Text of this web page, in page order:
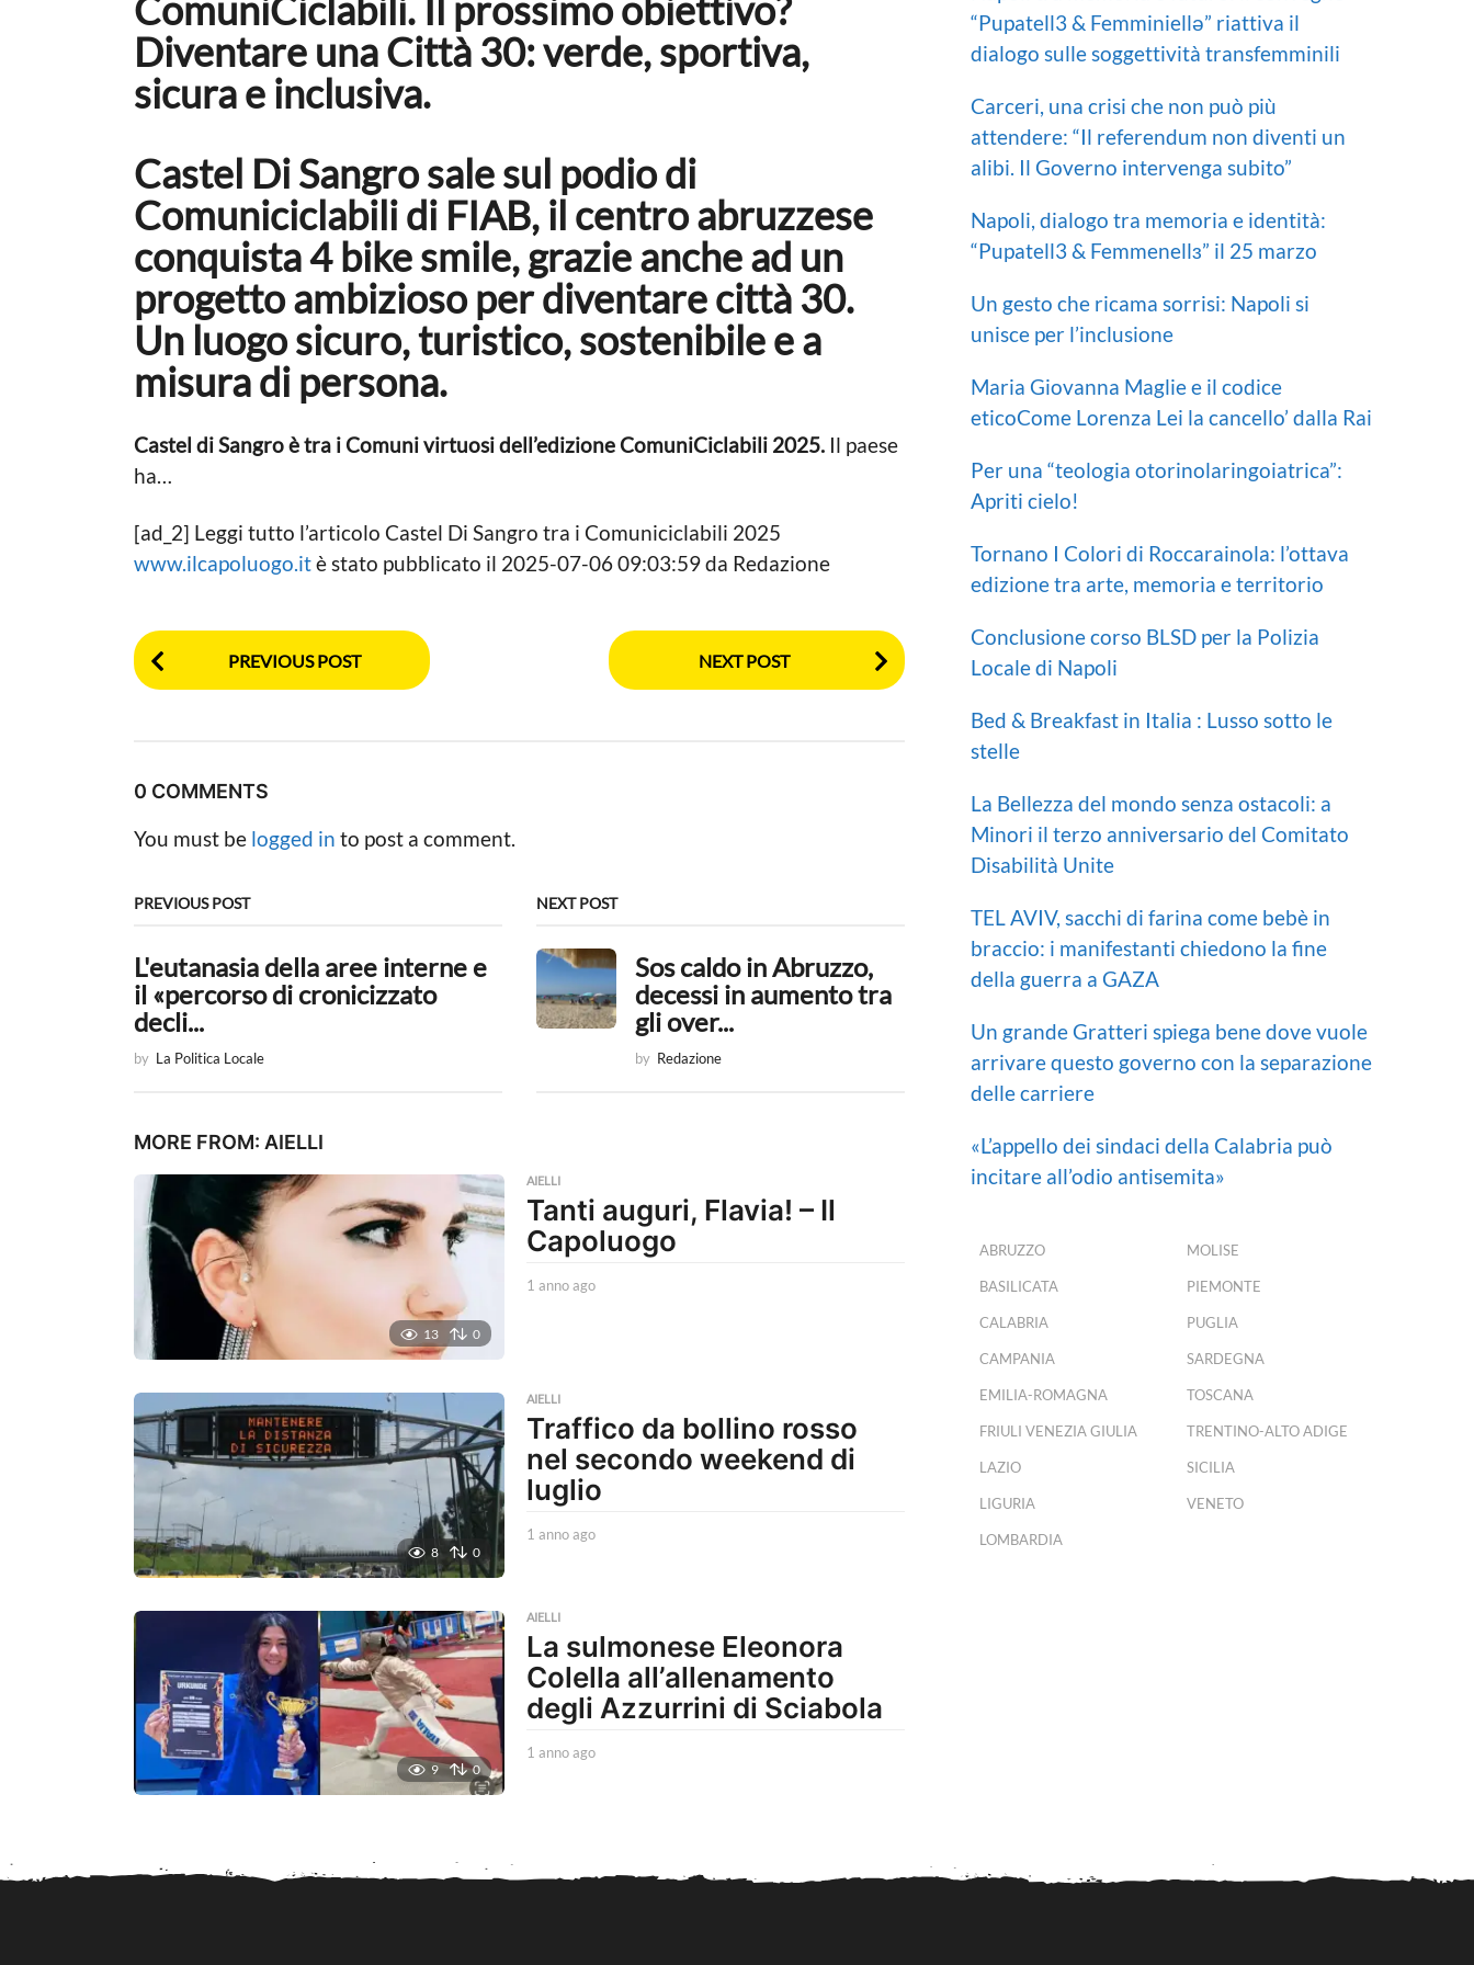
n
a
g
n
e
ComuniCiclabili. Il prossimo obiettivo?
Diventare una Città 30: verde, sportiva,
sicura e inclusiva.
Castel Di Sangro sale sul podio di
Comuniciclabili di FIAB, il centro abruzzese
conquista 4 bike smile, grazie anche ad un
progetto ambizioso per diventare città 30.
Un luogo sicuro, turistico, sostenibile e a
misura di persona.
Castel di Sangro è tra i Comuni virtuosi dell’edizione ComuniCiclabili 2025. Il paese
ha…
[ad_2] Leggi tutto l’articolo Castel Di Sangro tra i Comuniciclabili 2025
www.ilcapoluogo.itè stato pubblicato il 2025-07-06 09:03:59 da Redazione
P
o
t
a
g
n
a
t
o
n
PREVIOUS POST NEXT POST
0 COMMENTS
You must be logged in to post a comment.
PREVIOUS POST
L'eutanasia della aree interne e
il «percorso di cronicizzato
decli...
by La Politica Locale
NEXT POST
Sos caldo in Abruzzo,
decessi in aumento tra
gli over...
by Redazione
MORE FROM: AIELLI
13 0
AIELLI
Tanti auguri, Flavia! – Il
Capoluogo
1 anno ago1
o
8 0
AIELLI
Traffico da bollino rosso
nel secondo weekend di
luglio
1 anno ago1
a
g
9 0
AIELLI
La sulmonese Eleonora
Colella all’allenamento
degli Azzurrini di Sciabola
1 anno ago1
g
“Pupatell3 & Femminiellə” riattiva il
dialogo sulle soggettività transfemminili
Carceri, una crisi che non può più
attendere: “Il referendum non diventi un
alibi. Il Governo intervenga subito”
Napoli, dialogo tra memoria e identità:
“Pupatell3 & Femmenellɜ” il 25 marzo
Un gesto che ricama sorrisi: Napoli si
unisce per l’inclusione
Maria Giovanna Maglie e il codice
eticoCome Lorenza Lei la cancello’ dalla Rai
Per una “teologia otorinolaringoiatrica”:
Apriti cielo!
Tornano I Colori di Roccarainola: l’ottava
edizione tra arte, memoria e territorio
Conclusione corso BLSD per la Polizia
Locale di Napoli
Bed & Breakfast in Italia : Lusso sotto le
stelle
La Bellezza del mondo senza ostacoli: a
Minori il terzo anniversario del Comitato
Disabilità Unite
TEL AVIV, sacchi di farina come bebè in
braccio: i manifestanti chiedono la fine
della guerra a GAZA
Un grande Gratteri spiega bene dove vuole
arrivare questo governo con la separazione
delle carriere
«L’appello dei sindaci della Calabria può
incitare all’odio antisemita»
ABRUZZO
BASILICATA
CALABRIA
CAMPANIA
EMILIA-ROMAGNA
FRIULI VENEZIA GIULIA
LAZIO
LIGURIA
LOMBARDIA
MOLISE
PIEMONTE
PUGLIA
SARDEGNA
TOSCANA
TRENTINO-ALTO ADIGE
SICILIA
VENETO